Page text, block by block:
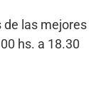
de las mejores
hs. a 18.30